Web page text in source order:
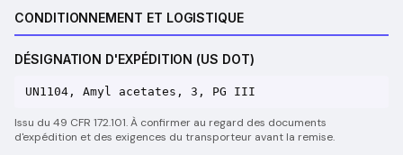
CONDITIONNEMENT ET LOGISTIQUE
DÉSIGNATION D'EXPÉDITION (US DOT)
UN1104, Amyl acetates, 3, PG III
Issu du 49 CFR 172.101. À confirmer au regard des documents
d'expédition et des exigences du transporteur avant la remise.